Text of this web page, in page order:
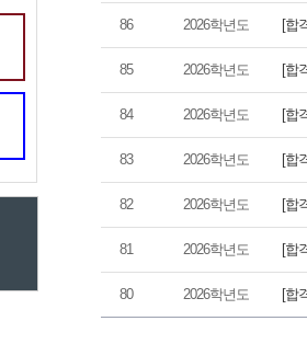
86 2026학년도 [합
85 2026학년도 [합
84 2026학년도 [합
83 2026학년도 [합
82 2026학년도 [합
81 2026학년도 [합
80 2026학년도 [합